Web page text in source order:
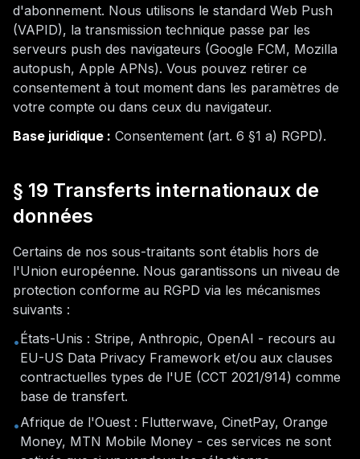
d'abonnement. Nous utilisons le standard Web Push
(VAPID), la transmission technique passe par les
serveurs push des navigateurs (Google FCM, Mozilla
autopush, Apple APNs). Vous pouvez retirer ce
consentement à tout moment dans les paramètres de
votre compte ou dans ceux du navigateur.
Base juridique : Consentement (art. 6 §1 a) RGPD).
§ 19 Transferts internationaux de
données
Certains de nos sous-traitants sont établis hors de
l'Union européenne. Nous garantissons un niveau de
protection conforme au RGPD via les mécanismes
suivants :
•États-Unis : Stripe, Anthropic, OpenAI - recours au
EU-US Data Privacy Framework et/ou aux clauses
contractuelles types de l'UE (CCT 2021/914) comme
base de transfert.
•Afrique de l'Ouest : Flutterwave, CinetPay, Orange
Money, MTN Mobile Money - ces services ne sont